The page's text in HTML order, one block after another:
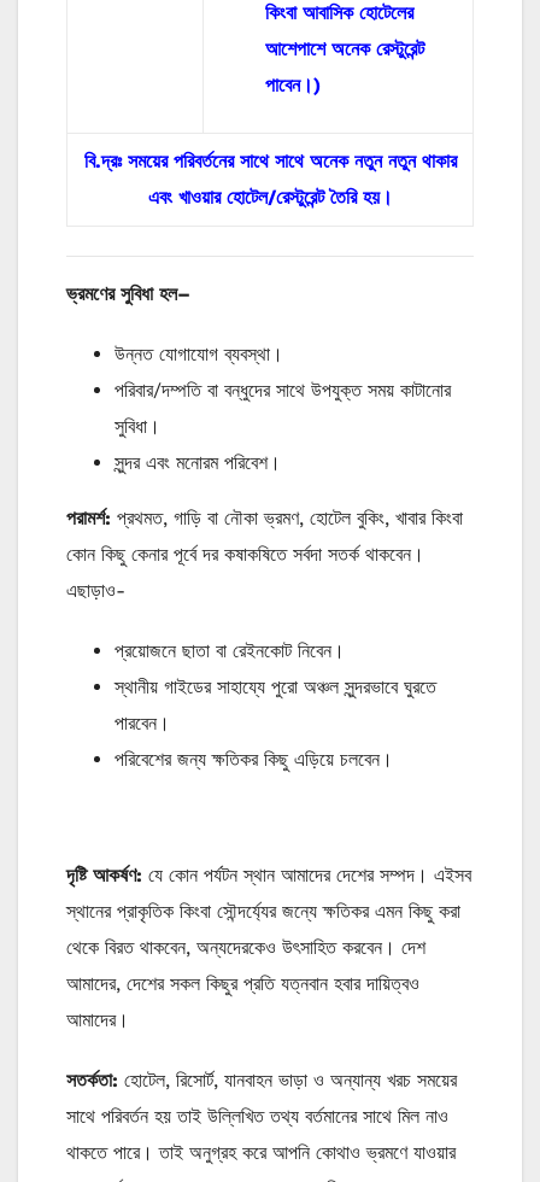
কিংবা আবাসিক হোটেলের
আশেপাশে অনেক রেস্টুরেন্ট
পাবেন।)
বি.দ্রঃ সময়ের পরিবর্তনের সাথে সাথে অনেক নতুন নতুন থাকার
এবং খাওয়ার হোটেল/রেস্টুরেন্ট তৈরি হয়।
ভ্রমণের সুবিধা হল–
উন্নত যোগাযোগ ব্যবস্থা।
পরিবার/দম্পতি বা বন্ধুদের সাথে উপযুক্ত সময় কাটানোর
সুবিধা।
সুন্দর এবং মনোরম পরিবেশ।
পরামর্শ: প্রথমত, গাড়ি বা নৌকা ভ্রমণ, হোটেল বুকিং, খাবার কিংবা
কোন কিছু কেনার পূর্বে দর কষাকষিতে সর্বদা সতর্ক থাকবেন।
এছাড়াও-
প্রয়োজনে ছাতা বা রেইনকোট নিবেন।
স্থানীয় গাইডের সাহায্যে পুরো অঞ্চল সুন্দরভাবে ঘুরতে
পারবেন।
পরিবেশের জন্য ক্ষতিকর কিছু এড়িয়ে চলবেন।
দৃষ্টি আকর্ষণ: যে কোন পর্যটন স্থান আমাদের দেশের সম্পদ। এইসব
স্থানের প্রাকৃতিক কিংবা সৌন্দর্য্যের জন্যে ক্ষতিকর এমন কিছু করা
থেকে বিরত থাকবেন, অন্যদেরকেও উৎসাহিত করবেন। দেশ
আমাদের, দেশের সকল কিছুর প্রতি যত্নবান হবার দায়িত্বও
আমাদের।
সতর্কতা: হোটেল, রিসোর্ট, যানবাহন ভাড়া ও অন্যান্য খরচ সময়ের
সাথে পরিবর্তন হয় তাই উল্লিখিত তথ্য বর্তমানের সাথে মিল নাও
থাকতে পারে। তাই অনুগ্রহ করে আপনি কোথাও ভ্রমণে যাওয়ার